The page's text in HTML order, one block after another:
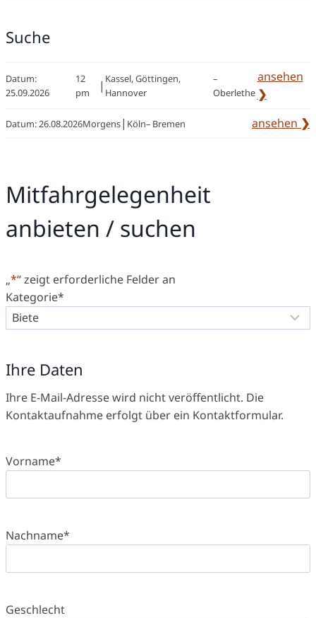
7
Suche
Datum:
25.09.2026
12
pm
| Kassel, Göttingen,
Hannover
–
Oberlethe
ansehen
❯
:
2
Datum: 26.08.2026Morgens| Köln– Bremen ansehen ❯
:
5
Mitfahrgelegenheit
anbieten / suchen
„*“ zeigt erforderliche Felder an
Kategorie*
Ihre Daten
Ihre E-Mail-Adresse wird nicht veröffentlicht. Die
Kontaktaufnahme erfolgt über ein Kontaktformular.
Vorname*
Nachname*
Geschlecht